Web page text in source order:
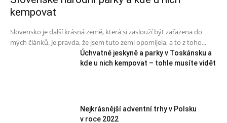
kempovat
Slovensko je další krásná země, která si zaslouží být zařazena do
mých článků. Je pravda, že jsem tuto zemi opomíjela, a to z toho...
Úchvatné jeskyně a parky v Toskánsku a
kde u nich kempovat – tohle musíte vidět
Nejkrásnější adventní trhy v Polsku
v roce 2022